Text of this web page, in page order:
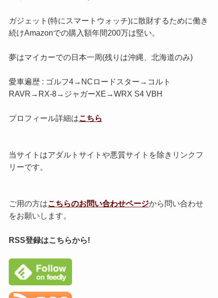
ガジェット(特にスマートウォッチ)に散財するために働き
続けAmazonでの購入額年間200万は堅い。
夢はマイカーでの日本一周(残りは沖縄、北海道のみ)
愛車遍歴 : ゴルフ4→NCロードスター→コルト
RAVR→RX-8→ジャガーXE→WRX S4 VBH
プロフィール詳細はこちら
当サイトはアダルトサイトや悪質サイトを除きリンクフ
リーです。
ご用の方はこちらのお問い合わせページから問い合わせ
をお願いします。
RSS登録はこちらから!